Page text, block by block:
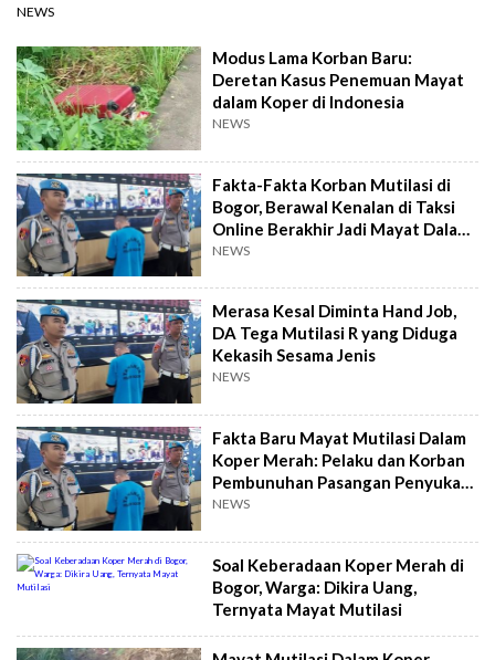
NEWS
Modus Lama Korban Baru:
Deretan Kasus Penemuan Mayat
dalam Koper di Indonesia
NEWS
Fakta-Fakta Korban Mutilasi di
Bogor, Berawal Kenalan di Taksi
Online Berakhir Jadi Mayat Dalam
Koper Merah
NEWS
Merasa Kesal Diminta Hand Job,
DA Tega Mutilasi R yang Diduga
Kekasih Sesama Jenis
NEWS
Fakta Baru Mayat Mutilasi Dalam
Koper Merah: Pelaku dan Korban
Pembunuhan Pasangan Penyuka
Sesama Jenis
NEWS
Soal Keberadaan Koper Merah di
Bogor, Warga: Dikira Uang,
Ternyata Mayat Mutilasi